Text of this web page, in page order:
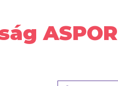
ASPOR